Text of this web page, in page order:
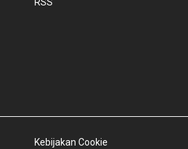
Kebijakan Cookie